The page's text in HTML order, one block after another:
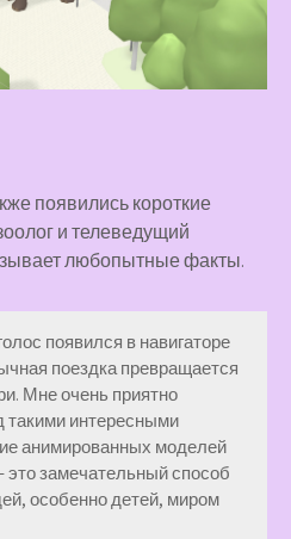
появились короткие
и телеведущий
любопытные факты.
появился в навигаторе
поездка превращается
Мне очень приятно
такими интересными
анимированных моделей
замечательный способ
особенно детей, миром